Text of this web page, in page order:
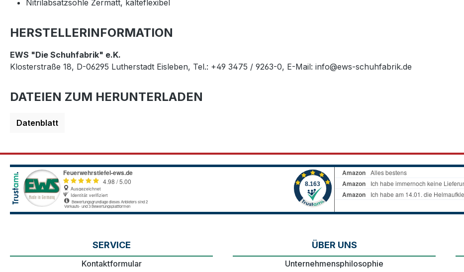
Nitrilabsatzsohle Zermatt, kälteflexibel
HERSTELLERINFORMATION
EWS "Die Schuhfabrik" e.K.
Klosterstraße 18, D-06295 Lutherstadt Eisleben, Tel.: +49 3475 / 9263-0, E-Mail: info@ews-schuhfabrik.de
DATEIEN ZUM HERUNTERLADEN
Datenblatt
SERVICE
Kontaktformular
ÜBER UNS
Unternehmensphilosophie